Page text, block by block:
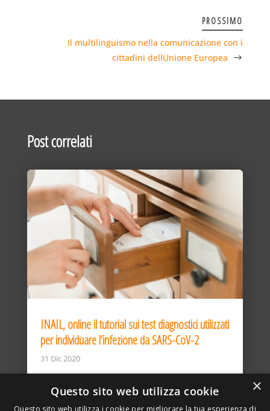
PROSSIMO
Il multilinguismo nella comunicazione con i
cittadini dellUnione Europea
Post correlati
INAIL, online il tutorial sui test diagnostici utilizzati
per individuare l’infezione da SARS-CoV-2
31 Dic 2020
×
Questo sito web utilizza cookie
Questo sito web utilizza i cookie per migliorare la tua esperienza di